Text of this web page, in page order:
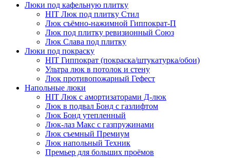
Люки под кафельную плитку
HIT Люк под плитку Стил
Люк съёмно-нажимной Гиппократ-П
Люк под плитку ревизионный Союз
Люк Слава под плитку
Люки под покраску
HIT Гиппократ (покраска/штукатурка/обои)
Ультра люк в потолок и стену
Люк противопожарный Гефест
Напольные люки
HIT Люк с амортизаторами Д-люк
Люк в подвал Бонд c газлифтом
Люк Бонд утепленный
Люк-лаз Макс с газпружинами
Люк съемный Премиум
Люк напольный Техник
Премьер для больших проёмов